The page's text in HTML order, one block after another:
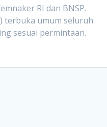
RI dan BNSP.
terbuka umum seluruh
sesuai permintaan.